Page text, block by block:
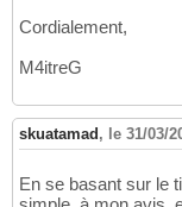
Cordialement,
M4itreG
skuatamad , le 31/03/
En se basant sur le